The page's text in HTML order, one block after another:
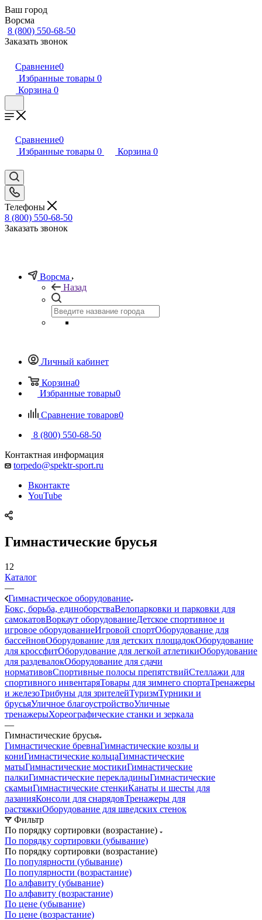
Ваш город
Ворсма
8 (800) 550-68-50
Заказать звонок
Сравнение0
Избранные товары 0
Корзина 0
Сравнение0
Избранные товары 0 Корзина 0
Телефоны
8 (800) 550-68-50
Заказать звонок
Ворсма
Назад
Личный кабинет
Корзина0
Избранные товары0
Сравнение товаров0
8 (800) 550-68-50
Контактная информация
torpedo@spektr-sport.ru
Вконтакте
YouTube
Гимнастические брусья
12
Каталог
—
Гимнастическое оборудование
Бокс, борьба, единоборстваВелопарковки и парковки для
самокатовВоркаут оборудованиеДетское спортивное и
игровое оборудованиеИгровой спортОборудование для
бассейновОборудование для детских площадокОборудование
для кроссфитОборудование для легкой атлетикиОборудование
для раздевалокОборудование для сдачи
нормативовСпортивные полосы препятствийСтеллажи для
спортивного инвентаряТовары для зимнего спортаТренажеры
и железоТрибуны для зрителейТуризмТурники и
брусьяУличное благоустройствоУличные
тренажерыХореографические станки и зеркала
—
Гимнастические брусья
Гимнастические бревнаГимнастические козлы и
кониГимнастические кольцаГимнастические
матыГимнастические мостикиГимнастические
палкиГимнастические перекладиныГимнастические
скамьиГимнастические стенкиКанаты и шесты для
лазанияКонсоли для снарядовТренажеры для
растяжкиОборудование для шведских стенок
Фильтр
По порядку сортировки (возрастание)
По порядку сортировки (убывание)
По порядку сортировки (возрастание)
По популярности (убывание)
По популярности (возрастание)
По алфавиту (убывание)
По алфавиту (возрастание)
По цене (убывание)
По цене (возрастание)